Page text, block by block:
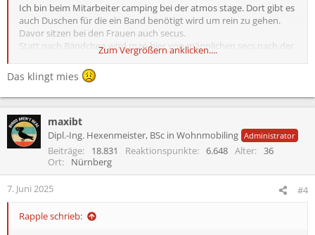
Ich bin beim Mitarbeiter camping bei der atmos stage. Dort gibt es
auch Duschen für die ein Band benötigt wird um rein zu gehen.
Davor sitzen bei den Frauen auch secus.
Statt nach Bändchen wird man hier von männlichen secs nach der
Nummer gefragt oder wann denn Schichten um Sinn man könne
sich ja mal treffen. Das geschieht heir aber nich bei einzelnen
sondern bei so ziemlich allen Frauen bei denen ich mich am Camp
unterhalten hab. Von den mehr als unangebracht, teils Grenzen
(alles männliche secs) und die dusxhvirräume, Toiletten und
dusxhvirräume in denen sich frauen umziehen und fertig machen
hinein und lagern dort ihre sachen etc.
Ich hab mich noch nie so unsicher vor sicherheitspersonal gefühlt
wie hier.
Zum Vergrößern anklicken....
Das klingt mies
maxibt
Dipl.-Ing. Hexenmeister, BSc in Wohnmobiling Administrator
Beiträge 18.831 Reaktionspunkte 6.648 Alter
36
Ort
Nürnberg
7. Juni 2025 #4
Rapple schrieb: